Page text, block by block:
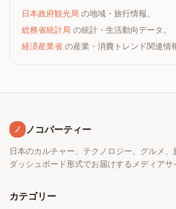
日本政府観光局 の地域・旅行情報。
総務省統計局 の統計・生活動向データ。
経済産業省 の産業・消費トレンド関連情
ノ ノコパーティー
日本のカルチャー、テクノロジー、グルメ
ダッシュボード形式でお届けするメディアサ
カテゴリー